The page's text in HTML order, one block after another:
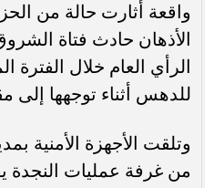
واقعة أثارت حالة من
الأذهان حادث فتاة
الرأي العام خلال
للدهس أثناء توجهها إلى
وتلقت الأجهزة الأمنية
من غرفة عمليات النجدة